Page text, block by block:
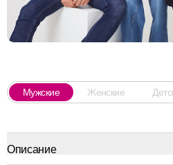
Мужские Женские
Описание